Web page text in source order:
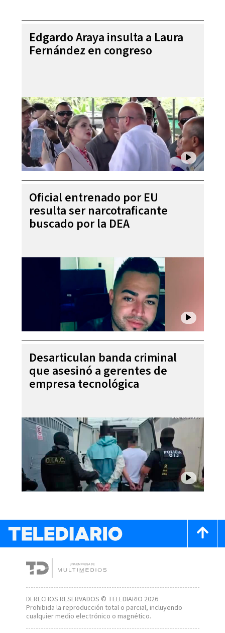
Edgardo Araya insulta a Laura
Fernández en congreso
Oficial entrenado por EU
resulta ser narcotraficante
buscado por la DEA
Desarticulan banda criminal
que asesinó a gerentes de
empresa tecnológica
DERECHOS RESERVADOS © TELEDIARIO 2026
Prohibida la reproducción total o parcial, incluyendo
cualquier medio electrónico o magnético.